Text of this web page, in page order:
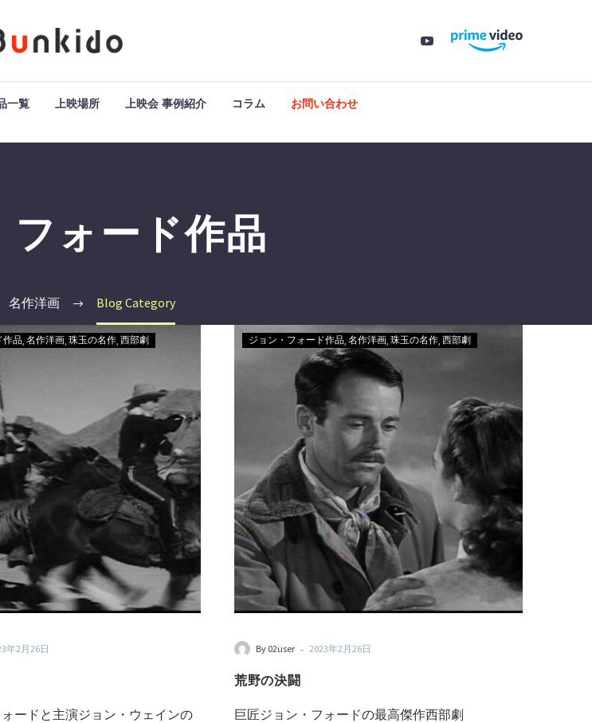
一覧 上映場所 上映会 事例紹介 コラム お問い合わせ
フォード作品
名作洋画 Blog Category
作品 名作洋画 珠玉の名作 西部劇
年2月26日
ードと主演ジョン・ウェインの
ジョン・フォード作品 名作洋画 珠玉の名作 西部劇
By 02user - 2023年2月26日
荒野の決闘
巨匠ジョン・フォードの最高傑作西部劇